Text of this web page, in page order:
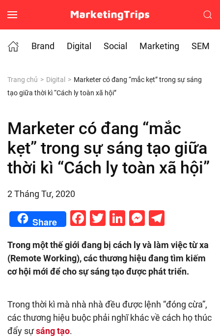
Skip to main content
Brand
Digital Social Marketing SEM
Trang chủ Digital
Marketer có đang “mắc kẹt” trong sự sáng
tạo giữa thời kì “Cách ly toàn xã hội”
Marketer có đang “mắc
kẹt” trong sự sáng tạo giữa
thời kì “Cách ly toàn xã hội”
2 Tháng Tư, 2020
Share Facebook
Twitter
LinkedIn
Trong một thế giới đang bị cách ly và làm việc từ xa
(Remote Working), các thương hiệu đang tìm kiếm
cơ hội mới để cho sự sáng tạo được phát triển.
Trong thời kì mà nhà nhà đều được lệnh “đóng cừa”,
các thương hiệu buộc phải nghĩ khác về cách họ thúc
đẩy sựsáng tạo.